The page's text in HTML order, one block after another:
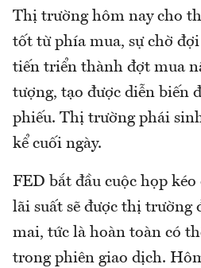
Thị trường hôm nay cho
tốt từ phía mua, sự chờ
tiến triển thành đợt mua
tượng, tạo được diễn biến
phiếu. Thị trường phái
kể cuối ngày.
FED bắt đầu cuộc họp
lãi suất sẽ được thị trường
mai, tức là hoàn toàn có
trong phiên giao dịch.